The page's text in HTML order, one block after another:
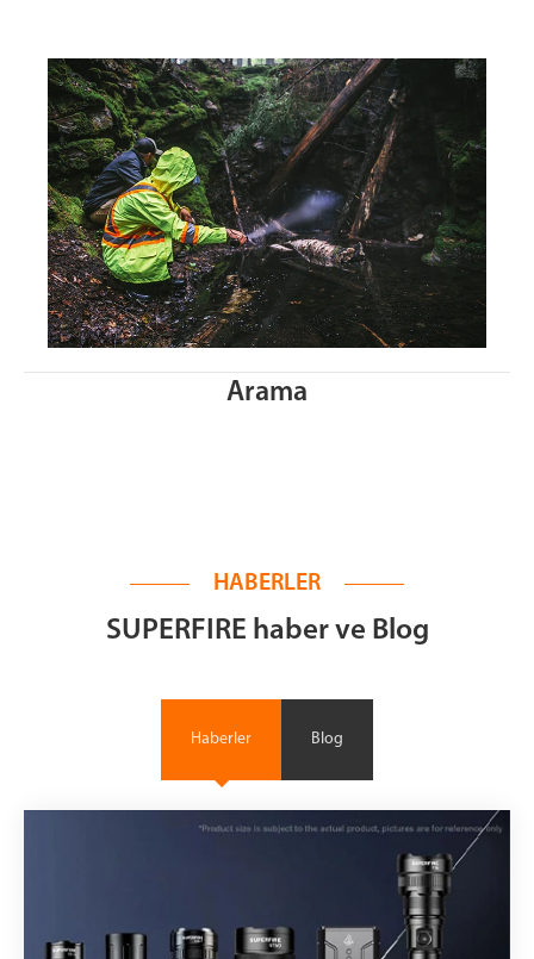
Arama
HABERLER
SUPERFIRE haber ve Blog
Haberler Blog